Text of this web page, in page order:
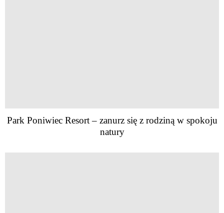
Park Poniwiec Resort – zanurz się z rodziną w spokoju
natury